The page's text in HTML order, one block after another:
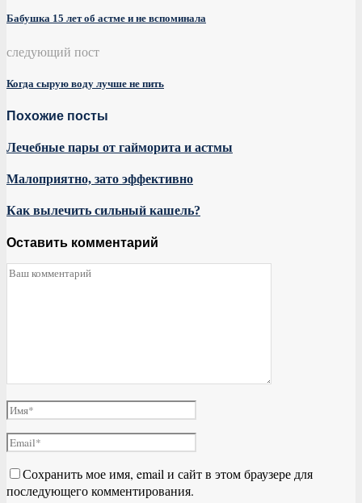
Бабушка 15 лет об астме и не вспоминала
следующий пост
Когда сырую воду лучше не пить
Похожие посты
Лечебные пары от гайморита и астмы
Малоприятно, зато эффективно
Как вылечить сильный кашель?
Оставить комментарий
Сохранить мое имя, email и сайт в этом браузере для
последующего комментирования.